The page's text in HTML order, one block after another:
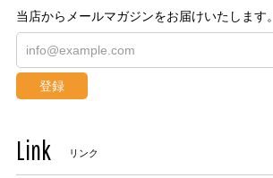
当店からメールマガジンをお届けいたします。
登録
Link リンク